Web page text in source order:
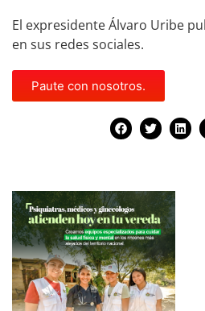
El expresidente Álvaro Uribe
en sus redes sociales.
Paute con nosotros.